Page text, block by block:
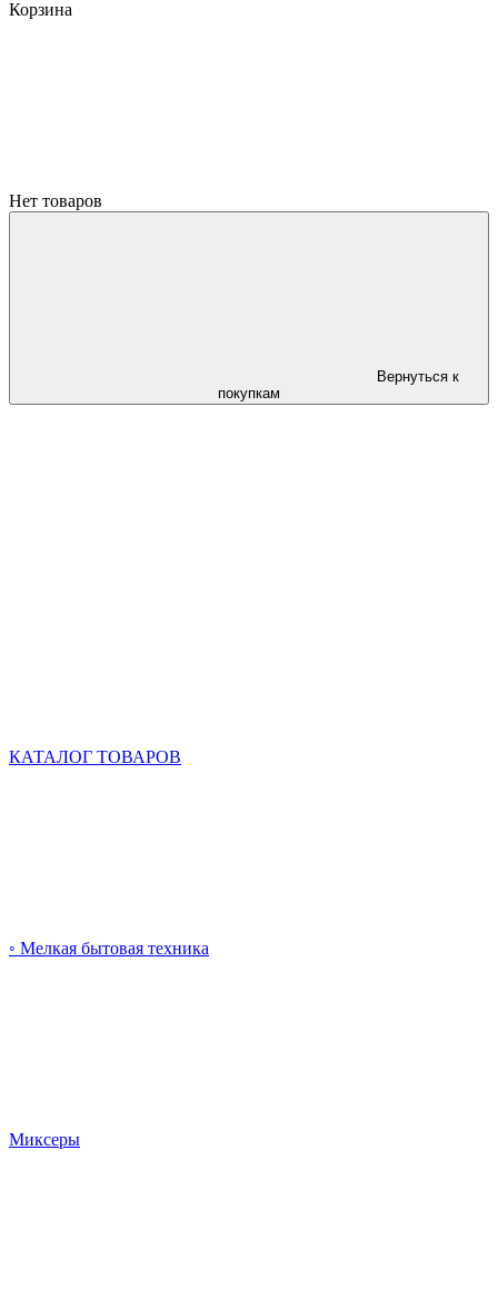
Корзина
Нет товаров
Вернуться к
покупкам
КАТАЛОГ ТОВАРОВ
◦ Мелкая бытовая техника
Миксеры